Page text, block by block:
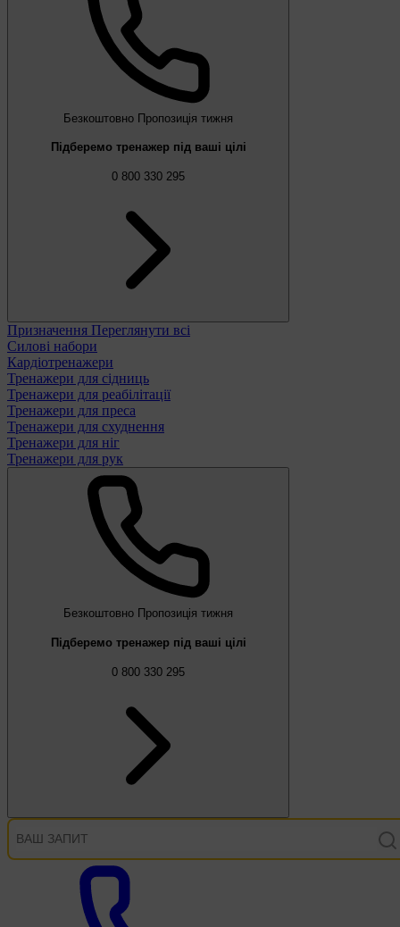
Безкоштовно Пропозиція тижня
Підберемо тренажер під ваші цілі
0 800 330 295
Призначення Переглянути всі
Силові набори
Кардіотренажери
Тренажери для сідниць
Тренажери для реабілітації
Тренажери для преса
Тренажери для схуднення
Тренажери для ніг
Тренажери для рук
Безкоштовно Пропозиція тижня
Підберемо тренажер під ваші цілі
0 800 330 295